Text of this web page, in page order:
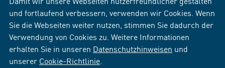
und fortlaufend verbessern, verwenden wir Cookies. Wenn
Sie die Webseiten weiter nutzen, stimmen Sie dadurch der
Verwendung von Cookies zu. Weitere Informationen
erhalten Sie in unseren Datenschutzhinweisen und
unserer Cookie-Richtlinie